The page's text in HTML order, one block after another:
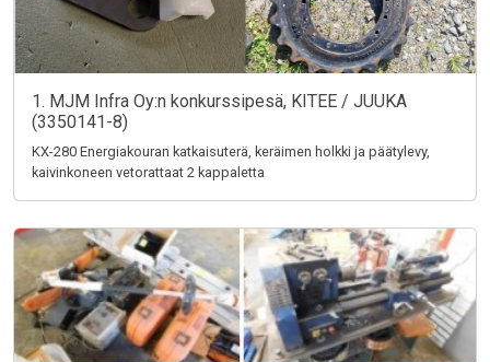
1. MJM Infra Oy:n konkurssipesä, KITEE / JUUKA
(3350141-8)
KX-280 Energiakouran katkaisuterä, keräimen holkki ja päätylevy,
kaivinkoneen vetorattaat 2 kappaletta